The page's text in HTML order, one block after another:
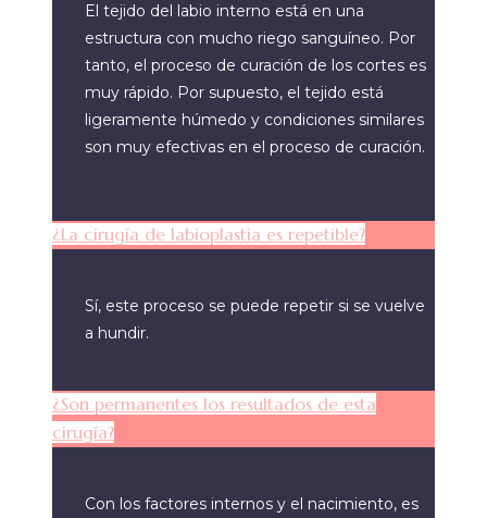
El tejido del labio interno está en una
estructura con mucho riego sanguíneo. Por
tanto, el proceso de curación de los cortes es
muy rápido. Por supuesto, el tejido está
ligeramente húmedo y condiciones similares
son muy efectivas en el proceso de curación.
¿La cirugía de labioplastia es repetible?
Sí, este proceso se puede repetir si se vuelve
a hundir.
¿Son permanentes los resultados de esta
cirugía?
Con los factores internos y el nacimiento, es